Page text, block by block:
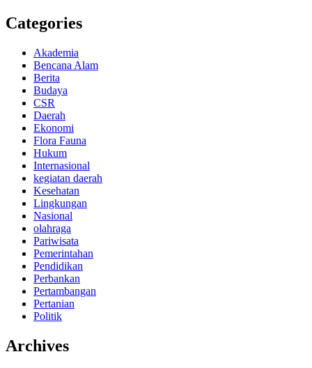
Categories
Akademia
Bencana Alam
Berita
Budaya
CSR
Daerah
Ekonomi
Flora Fauna
Hukum
Internasional
kegiatan daerah
Kesehatan
Lingkungan
Nasional
olahraga
Pariwisata
Pemerintahan
Pendidikan
Perbankan
Pertambangan
Pertanian
Politik
Archives